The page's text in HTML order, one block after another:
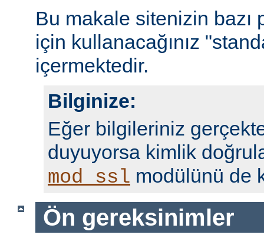
Bu makale sitenizin bazı
için kullanacağınız
içermektedir.
Bilginize:
Eğer bilgileriniz
duyuyorsa kimlik
mod_ssl modülünü de
Ön gereksinimler